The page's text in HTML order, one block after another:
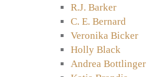
R.J. Barker
C. E. Bernard
Veronika Bicker
Holly Black
Andrea Bottlinger